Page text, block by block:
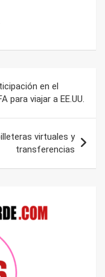
en el
para viajar a EE.UU.
virtuales y
transferencias